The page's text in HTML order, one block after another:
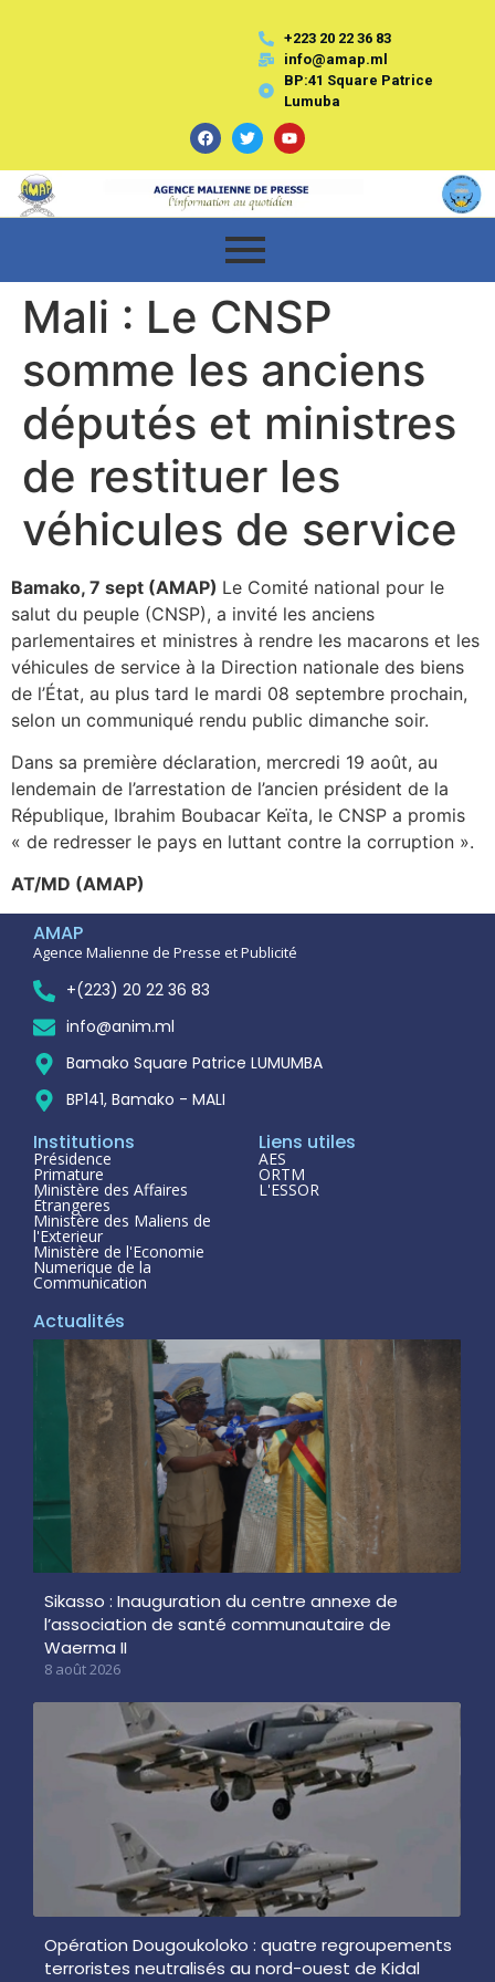
+223 20 22 36 83
info@amap.ml
BP:41 Square Patrice
Lumuba
Mali : Le CNSP
somme les anciens
députés et ministres
de restituer les
véhicules de service
Bamako, 7 sept (AMAP) Le Comité national pour le
salut du peuple (CNSP), a invité les anciens
parlementaires et ministres à rendre les macarons et les
véhicules de service à la Direction nationale des biens
de l’État, au plus tard le mardi 08 septembre prochain,
selon un communiqué rendu public dimanche soir.
Dans sa première déclaration, mercredi 19 août, au
lendemain de l’arrestation de l’ancien président de la
République, Ibrahim Boubacar Keïta, le CNSP a promis
« de redresser le pays en luttant contre la corruption ».
AT/MD (AMAP)
AMAP
Agence Malienne de Presse et Publicité
+(223) 20 22 36 83
info@anim.ml
Bamako Square Patrice LUMUMBA
BP141, Bamako - MALI
Institutions
Présidence
Primature
Ministère des Affaires
Étrangeres
Ministère des Maliens de
l'Exterieur
Ministère de l'Economie
Numerique de la
Communication
Liens utiles
AES
ORTM
L'ESSOR
Actualités
Sikasso : Inauguration du centre annexe de
l’association de santé communautaire de
Waerma II
8 août 2026
Opération Dougoukoloko : quatre regroupements
terroristes neutralisés au nord-ouest de Kidal